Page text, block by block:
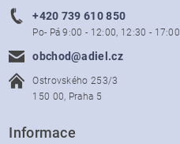
+420 739 610 850
Po- Pá 9:00 - 12:00, 12:30 - 17:00
obchod@adiel.cz
Ostrovského 253/3
150 00, Praha 5
Informace